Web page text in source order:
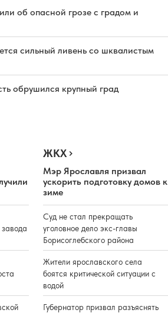
об опасной грозе с градом и
сильный ливень со шквалистым
обрушился крупный град
ЖКХ
Мэр Ярославля призвал
ускорить подготовку домов к
зиме
Суд не стал прекращать
уголовное дело экс-главы
Борисоглебского района
Жители ярославского села
боятся критической ситуации с
водой
Губернатор призвал разъяснять